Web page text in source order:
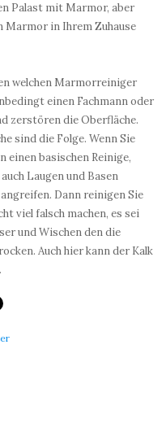
Palast mit Marmor, aber
Marmor in Ihrem Zuhause
welchen Marmorreiniger
einen Fachmann oder
zerstören die Oberfläche.
sind die Folge. Wenn Sie
einen basischen Reinige,
Laugen und Basen
Dann reinigen Sie
viel falsch machen, es sei
und Wischen den die
Auch hier kann der Kalk